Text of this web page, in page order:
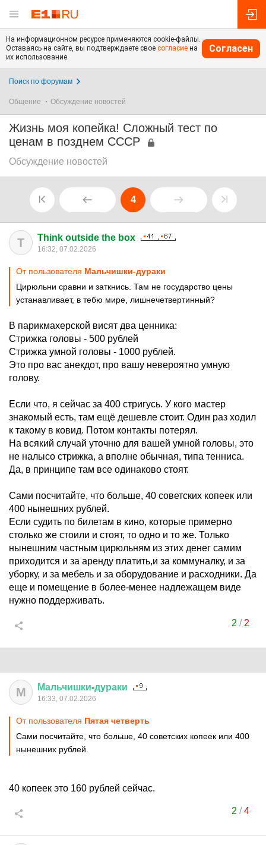
На информационном ресурсе применяются cookie-файлы.
Оставаясь на сайте, вы подтверждаете свое согласие на
их использование.
Согласен
Поиск по форумам
Общение Обсуждение новостей
Жизнь моя копейка! Сложный тест по
ценам в позднем СССР
Обсуждение новостей
4
T Think outside the box
16:32, 07.02.2026
От пользователя Мальчишки-дураки
Цирюльни сравни и заткнись. Там не государство цены
устанавливает, в тебю мире, лишнечетвертинный?
В парикмахерской висят два ценника:
Стрижка головы - 500 рублей
Стрижка умной головы - 1000 рублей.
Это про вас анекдот, про вашу невероятно умную
голову.
Если что, я сейчас за 400 стригусь. У кого мастер
знакомый есть, там ещё дешевле стоит. Один раз ходил
к такому в ковид. Потом контакты потерял.
На всякий случай уточню для вашей умной головы, это
не налысо стрижка, а вполне обычная, типа тенниса.
Да, в принципе там все одинаково стоят.
Сами посчитайте, что больше, 40 советских копеек или
400 нынешних рублей.
Если судить по билетам в кино, которые примерно
столько же стоили и стоят, то одно и то же. Только
нынешним частным цирюльням из этих денег самим
приходится и за аренду платить,и за коммуналку, и за
уборку, и за мебель и за оборудование и расходники. Да
еще и помещение в более-менее надлежащем виде
нужно поддерживать.
2 / 2
М Мальчишки-дураки
16:33, 07.02.2026
От пользователя Пятая четверть
Сами посчитайте, что больше, 40 советских копеек или 400
нынешних рублей.
40 копеек это 160 рублей сейчас.
2 /4